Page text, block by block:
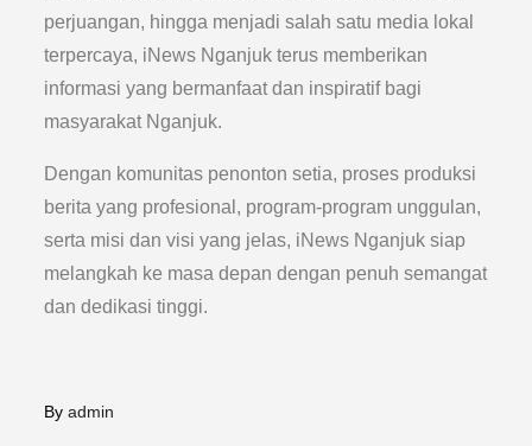
perjuangan, hingga menjadi salah satu media lokal
terpercaya, iNews Nganjuk terus memberikan
informasi yang bermanfaat dan inspiratif bagi
masyarakat Nganjuk.
Dengan komunitas penonton setia, proses produksi
berita yang profesional, program-program unggulan,
serta misi dan visi yang jelas, iNews Nganjuk siap
melangkah ke masa depan dengan penuh semangat
dan dedikasi tinggi.
Byadmin